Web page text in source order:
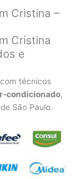
Cristina –
Cristina
e
técnicos
condicionado,
São Paulo.